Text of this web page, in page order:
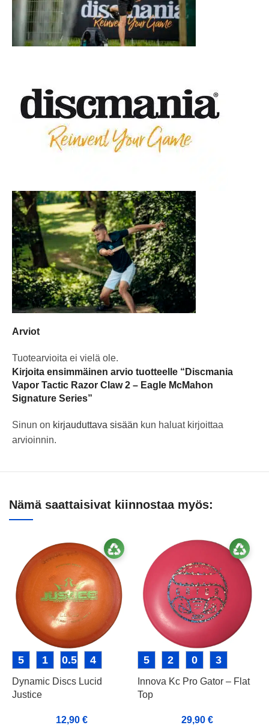
Arviot
Tuotearvioita ei vielä ole.
Kirjoita ensimmäinen arvio tuotteelle “Discmania
Vapor Tactic Razor Claw 2 – Eagle McMahon
Signature Series”
Sinun on kirjauduttava sisään kun haluat kirjoittaa
arvioinnin.
Nämä saattaisivat kiinnostaa myös:
5 1 0.5 4
Dynamic Discs Lucid
Justice
12,90 €
5 2 0 3
Innova Kc Pro Gator – Flat
Top
29,90 €